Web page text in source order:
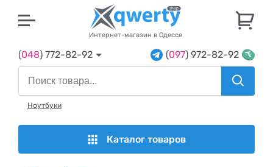
Интернет-магазин в Одессе
(048) 772-82-92 (097) 972-82-92
Ноутбуки
Каталог товаров